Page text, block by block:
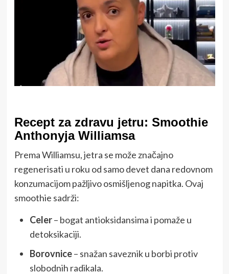
Recept za zdravu jetru: Smoothie
Anthonyja Williamsa
Prema Williamsu, jetra se može značajno
regenerisati u roku od samo devet dana redovnom
konzumacijom pažljivo osmišljenog napitka. Ovaj
smoothie sadrži:
Celer– bogat antioksidansima i pomaže u
detoksikaciji.
Borovnice– snažan saveznik u borbi protiv
slobodnih radikala.